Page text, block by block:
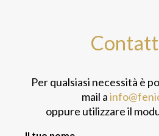
Per qualsiasi necessità è
mail a
oppure utilizzare il